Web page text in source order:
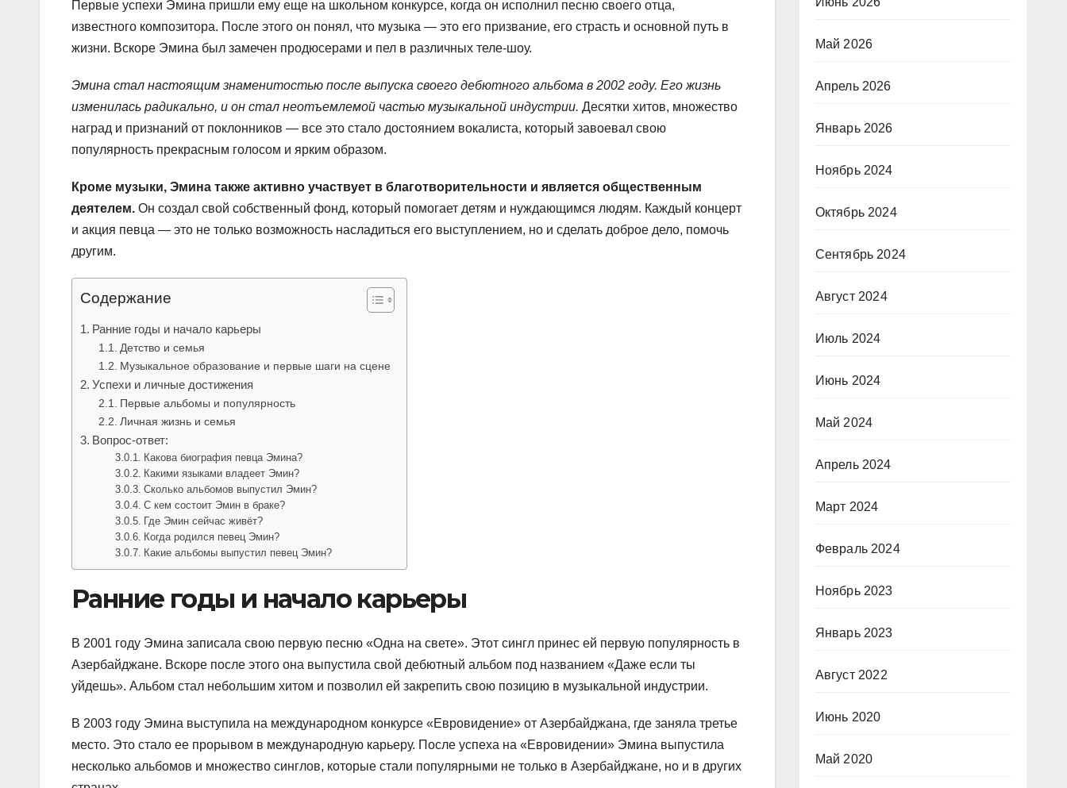
Первые успехи Эмина пришли ему еще на школьном конкурсе, когда он исполнил песню своего отца,
известного композитора. После этого он понял, что музыка — это его призвание, его страсть и основной путь в
жизни. Вскоре Эмина был замечен продюсерами и пел в различных теле-шоу.
Эмина стал настоящим знаменитостью после выпуска своего дебютного альбома в 2002 году. Его жизнь
изменилась радикально, и он стал неотъемлемой частью музыкальной индустрии. Десятки хитов, множество
наград и признаний от поклонников — все это стало достоянием вокалиста, который завоевал свою
популярность прекрасным голосом и ярким образом.
Кроме музыки, Эмина также активно участвует в благотворительности и является общественным
деятелем. Он создал свой собственный фонд, который помогает детям и нуждающимся людям. Каждый концерт
и акция певца — это не только возможность насладиться его выступлением, но и сделать доброе дело, помочь
другим.
Содержание
Ранние годы и начало карьеры
Детство и семья
Музыкальное образование и первые шаги на сцене
Успехи и личные достижения
Первые альбомы и популярность
Личная жизнь и семья
Вопрос-ответ:
Какова биография певца Эмина?
Какими языками владеет Эмин?
Сколько альбомов выпустил Эмин?
С кем состоит Эмин в браке?
Где Эмин сейчас живёт?
Когда родился певец Эмин?
Какие альбомы выпустил певец Эмин?
Ранние годы и начало карьеры
В 2001 году Эмина записала свою первую песню «Одна на свете». Этот сингл принес ей первую популярность в
Азербайджане. Вскоре после этого она выпустила свой дебютный альбом под названием «Даже если ты
уйдешь». Альбом стал небольшим хитом и позволил ей закрепить свою позицию в музыкальной индустрии.
В 2003 году Эмина выступила на международном конкурсе «Евровидение» от Азербайджана, где заняла третье
место. Это стало ее прорывом в международную карьеру. После успеха на «Евровидении» Эмина выпустила
несколько альбомов и множество синглов, которые стали популярными не только в Азербайджане, но и в других
Май 2026
Апрель 2026
Январь 2026
Ноябрь 2024
Октябрь 2024
Сентябрь 2024
Август 2024
Июль 2024
Июнь 2024
Май 2024
Апрель 2024
Март 2024
Февраль 2024
Ноябрь 2023
Январь 2023
Август 2022
Июнь 2020
Май 2020